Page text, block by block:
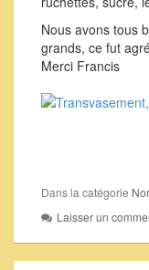
Nous avons tous
grands, ce fut
Merci Francis
Dans la catégorie
Laisser un